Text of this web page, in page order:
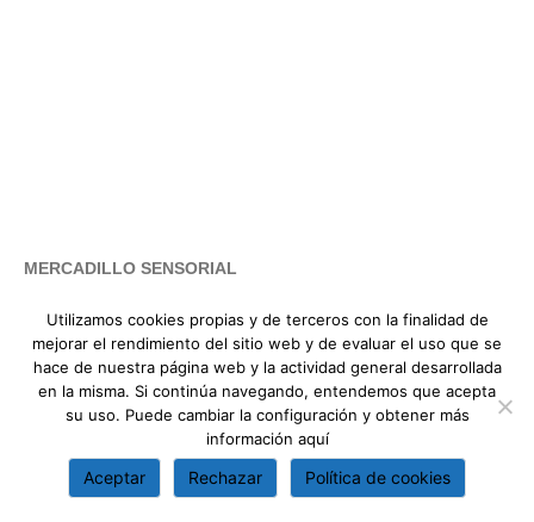
MERCADILLO SENSORIAL
Os invitamos a seguir nuestras actividades a través de las redes
sociales del colegio.
Utilizamos cookies propias y de terceros con la finalidad de
mejorar el rendimiento del sitio web y de evaluar el uso que se
hace de nuestra página web y la actividad general desarrollada
en la misma. Si continúa navegando, entendemos que acepta
su uso. Puede cambiar la configuración y obtener más
información aquí
Aceptar Rechazar Política de cookies